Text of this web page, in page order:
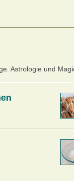
Astrologie und